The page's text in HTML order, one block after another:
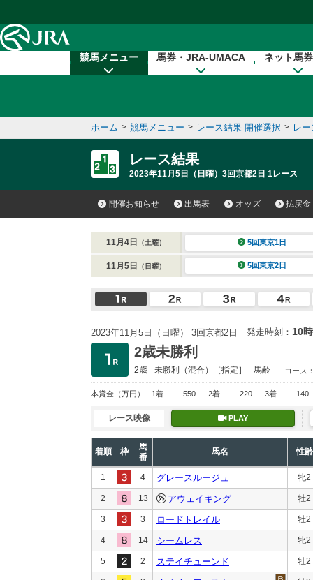
競馬メニュー 馬券・JRA-UMACA ネット馬
ホーム > 競馬メニュー > レース結果 開催選択 > レ
レース結果
2023年11月5日（日曜）3回京都2日 1レース
開催お知らせ 出馬表 オッズ 払戻金
11月4日 （土曜） 5回東京1日
11月5日 （日曜） 5回東京2日
2023年11月5日（日曜） 3回京都2日 発走時刻： 10
2歳未勝利
2歳 未勝利 （混合）［指定］ 馬齢 コース
本賞金 （万円） 1着 550 2着 220 3着 140
レース映像 PLAY
着順 枠
馬
番
馬名 性齢
1 4 グレースルージュ 牝2
2 13 アウェイキング 牡2
3 3 ロードトレイル 牡2
4 14 シームレス 牝2
5 2 ステイチューンド 牡2